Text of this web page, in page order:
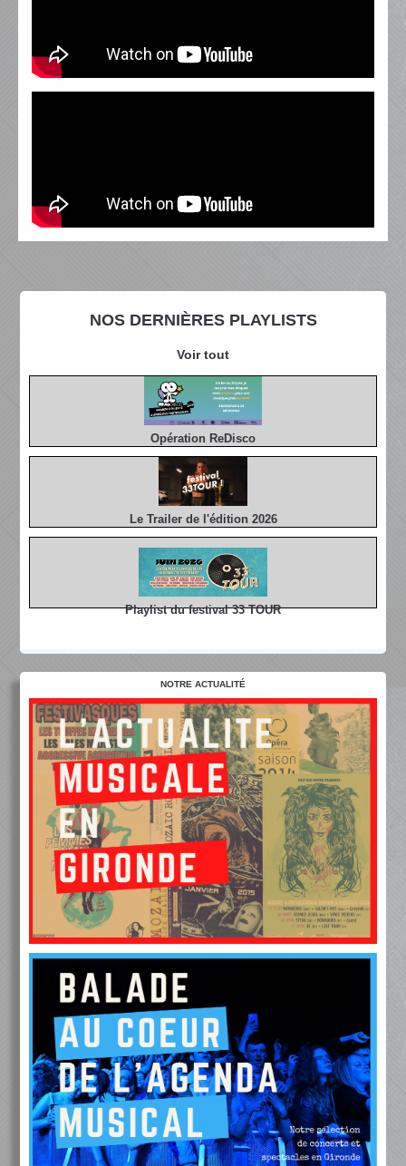
NOS DERNIÈRES PLAYLISTS
Voir tout
Opération ReDisco
Le Trailer de l'édition 2026
Playlist du festival 33 TOUR
NOTRE ACTUALITÉ